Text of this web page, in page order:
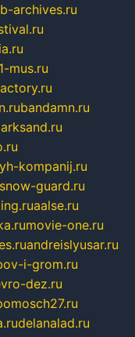
archives.ru
1-mus.ru
bandamn.ru
kompanij.ru
snow-guard.ru
aalse.ru
movie-one.ru
andreislyusar.ru
i-grom.ru
dez.ru
delanalad.ru